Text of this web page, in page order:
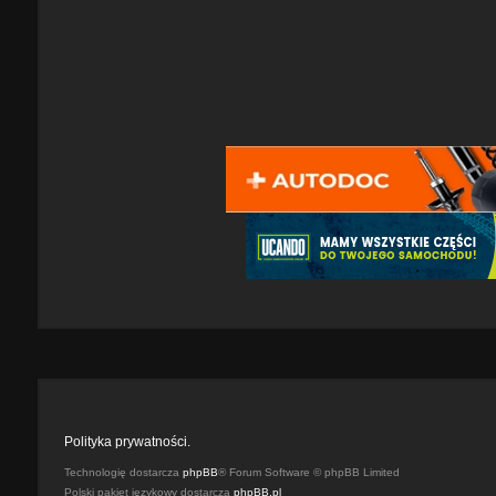
Polityka prywatności.
Technologię dostarcza phpBB® Forum Software © phpBB Limited
Polski pakiet językowy dostarcza phpBB.pl